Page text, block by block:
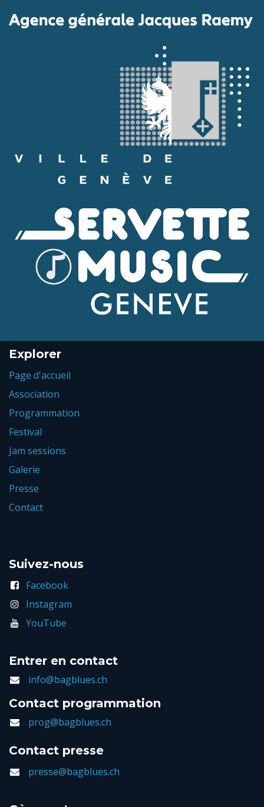
Explorer
Page d'accueil
Association
Programmation
Festival
Jam sessions
Galerie
Presse
Contact
Suivez-nous
Facebook
Instagram
YouTube
Entrer en contact
info@bagblues.ch
Contact programmation
prog@bagblues.ch
Contact presse
presse@bagblues.ch